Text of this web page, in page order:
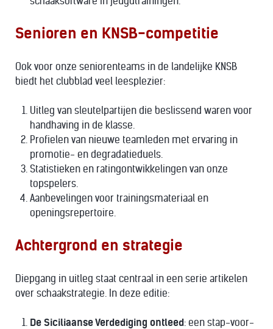
Senioren en KNSB-competitie
Ook voor onze seniorenteams in de landelijke KNSB
biedt het clubblad veel leesplezier:
Uitleg van sleutelpartijen die beslissend waren voor
handhaving in de klasse.
Profielen van nieuwe teamleden met ervaring in
promotie- en degradatieduels.
Statistieken en ratingontwikkelingen van onze
topspelers.
Aanbevelingen voor trainingsmateriaal en
openingsrepertoire.
Achtergrond en strategie
Diepgang in uitleg staat centraal in een serie artikelen
over schaakstrategie. In deze editie:
De Siciliaanse Verdediging ontleed: een stap-voor-